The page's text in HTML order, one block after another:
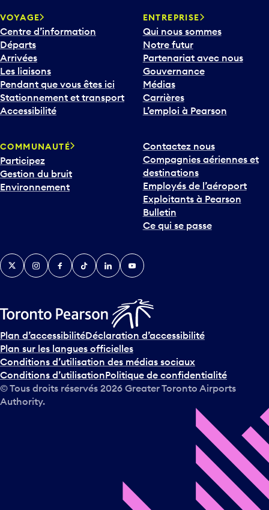
v
e
r
s
l
e
b
a
o
u
r
i
v
e
n
s
u
r
l
e
c
a
VOYAGE
Centre d’information
Départs
Arrivées
Les liaisons
Pendant que vous êtes ici
Stationnement et transport
Accessibilité
ENTREPRISE
Qui nous sommes
Notre futur
Partenariat avec nous
Gouvernance
Médias
Carrières
L’emploi à Pearson
COMMUNAUTÉ
Participez
Gestion du bruit
Environnement
Contactez nous
Compagnies aériennes et
destinations
Employés de l’aéroport
Exploitants à Pearson
Bulletin
Ce qui se passe
TwitterInstagramFacebook
TikTokLinkedInYouTube
Plan d’accessibilitéDéclaration d’accessibilité
Plan sur les langues officielles
Conditions d’utilisation des médias sociaux
Conditions d’utilisationPolitique de confidentialité
© Tous droits réservés 2026 Greater Toronto Airports
Authority.